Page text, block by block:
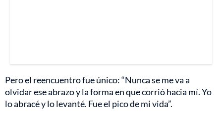
Pero el reencuentro fue único: “Nunca se me va a
olvidar ese abrazo y la forma en que corrió hacia mí. Yo
lo abracé y lo levanté. Fue el pico de mi vida”.